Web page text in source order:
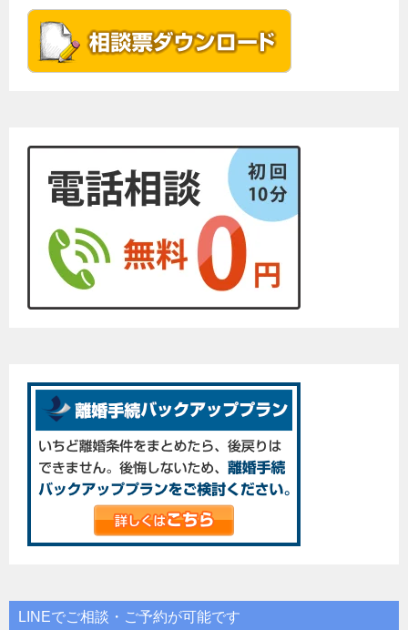
LINEでご相談・ご予約が可能です